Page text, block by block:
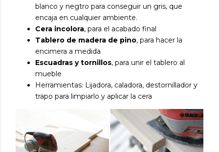
blanco y negtro para conseguir un gris, que
encaja en cualquier ambiente.
Cera incolora, para el acabado final
Tablero de madera de pino, para hacer la
encimera a medida
Escuadras y tornillos, para unir el tablero al
mueble
Herramientas: Lijadora, caladora, destornillador y
trapo para limpiarlo y aplicar la cera